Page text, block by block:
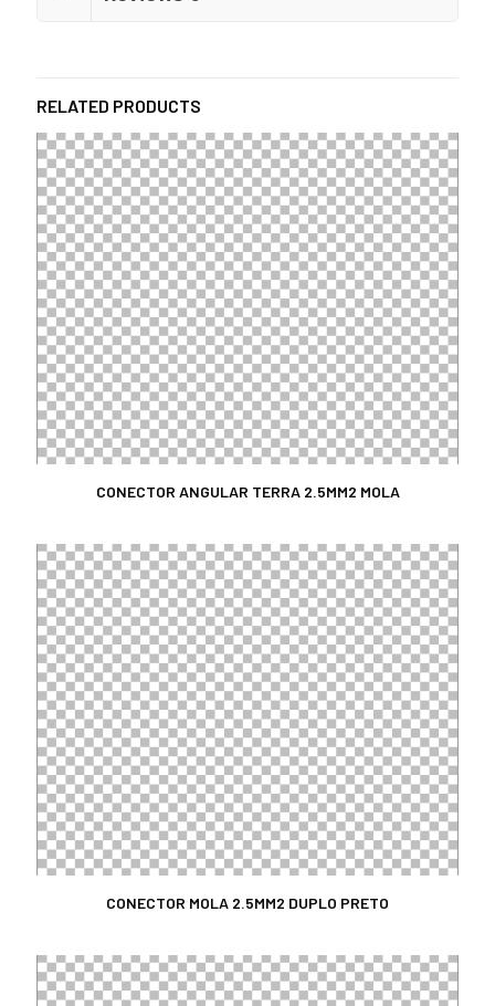
RELATED PRODUCTS
CONECTOR ANGULAR TERRA 2.5MM2 MOLA
CONECTOR MOLA 2.5MM2 DUPLO PRETO